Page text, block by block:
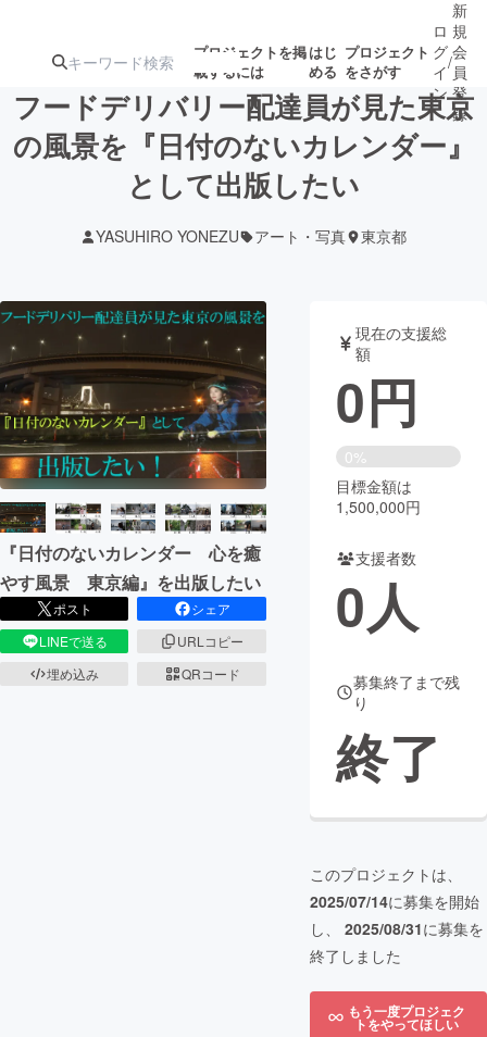
プロジェクトを掲
載するには
はじ
める
プロジェクト
をさがす
注目のリ
注目の新着プロ募集終了が近いプ
テクノロジー・ガジェット
映像・映画 書籍・雑誌
ビジネス・起業 チャレンジ
まちづくり・地域活性化
CAMPFIRE for Social Good CAMPFIRE Creation
CAMPFIREふるさと納税machi-ya コミュニティ
ロ
グ
イ
ン
/
新
規
会
員
登
録
フードデリバリー配達員が見た東京
の風景を『日付のないカレンダー』
として出版したい
YASUHIRO YONEZU アート・写真 東京都
『日付のないカレンダー 心を癒
やす風景 東京編』を出版したい
ポスト
シェア
LINEで送る
URLコピー
埋め込み
QRコード
現在の支援総
額
0円
0%
目標金額は
1,500,000円
支援者数
0人
募集終了まで残
り
終了
このプロジェクトは、
2025/07/14に募集を開始
し、 2025/08/31に募集を
終了しました
もう一度プロジェク
トをやってほしい